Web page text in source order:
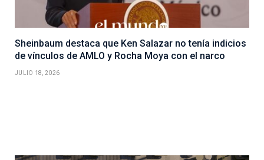
Sheinbaum destaca que Ken Salazar no tenía indicios
de vínculos de AMLO y Rocha Moya con el narco
JULIO 18, 2026